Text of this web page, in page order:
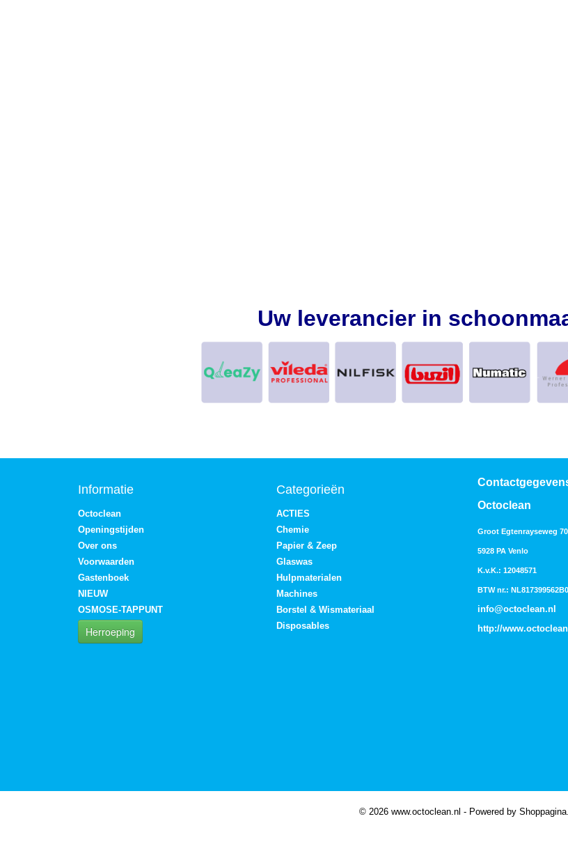
Uw leverancier in
Informatie
Octoclean
Openingstijden
Over ons
Voorwaarden
Gastenboek
NIEUW
OSMOSE-TAPPUNT
Herroeping
Categorieën
ACTIES
Chemie
Papier & Zeep
Glaswas
Hulpmaterialen
Machines
Borstel & Wismateriaal
Disposables
Octoclean
Groot Egtenrayseweg 70
5928 PA Venlo
K.v.K.: 12048571
BTW nr.:
info@octoclean.nl
http://
© 2026 www.octoclean.nl - Powered by